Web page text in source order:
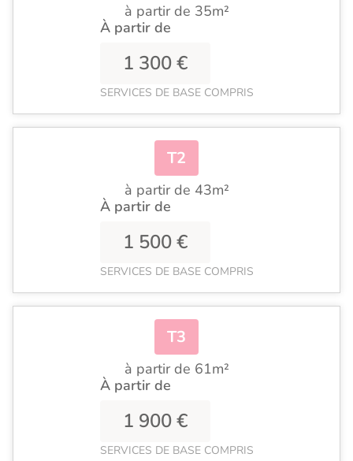
à partir de 35m²
À partir de
1 300 €
SERVICES DE BASE COMPRIS
T2
à partir de 43m²
À partir de
1 500 €
SERVICES DE BASE COMPRIS
T3
à partir de 61m²
À partir de
1 900 €
SERVICES DE BASE COMPRIS